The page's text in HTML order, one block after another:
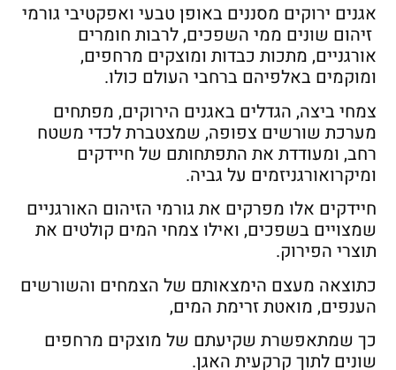
אגנים ירוקים מסננים באופן טבעי ואפקטיבי גורמי
זיהום שונים ממי השפכים, לרבות חומרים
אורגניים, מתכות כבדות ומוצקים מרחפים,
ומוקמים באלפיהם ברחבי העולם כולו.
צמחי ביצה, הגדלים באגנים הירוקים, מפתחים
מערכת שורשים צפופה, שמצטברת לכדי משטח
רחב, ומעודדת את התפתחותם של חיידקים
ומיקרואורגניזמים על גביה.
חיידקים אלו מפרקים את גורמי הזיהום האורגניים
שמצויים בשפכים, ואילו צמחי המים קולטים את
תוצרי הפירוק.
כתוצאה מעצם הימצאותם של הצמחים והשורשים
הענפים, מואטת זרימת המים,
כך שמתאפשרת שקיעתם של מוצקים מרחפים
שונים לתוך קרקעית האגן.